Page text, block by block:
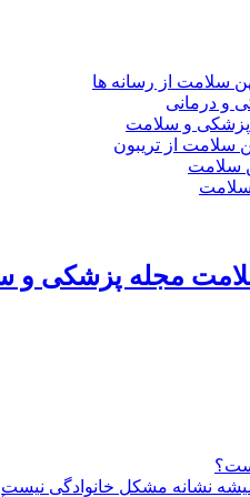
سلامت از رسانه ها
و درمانی
پزشکی و سلامت
سلامت از تریبون
سلامت
سلامت
مجله پزشکی و
نشانه مشکل خانوادگی نیست